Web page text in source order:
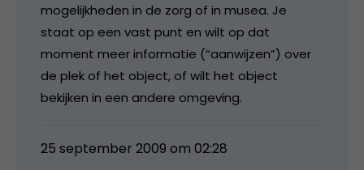
mogelijkheden in de zorg of in musea. Je
staat op een vast punt en wilt op dat
moment meer informatie (“aanwijzen”) over
de plek of het object, of wilt het object
bekijken in een andere omgeving.
25 september 2009 om 02:28